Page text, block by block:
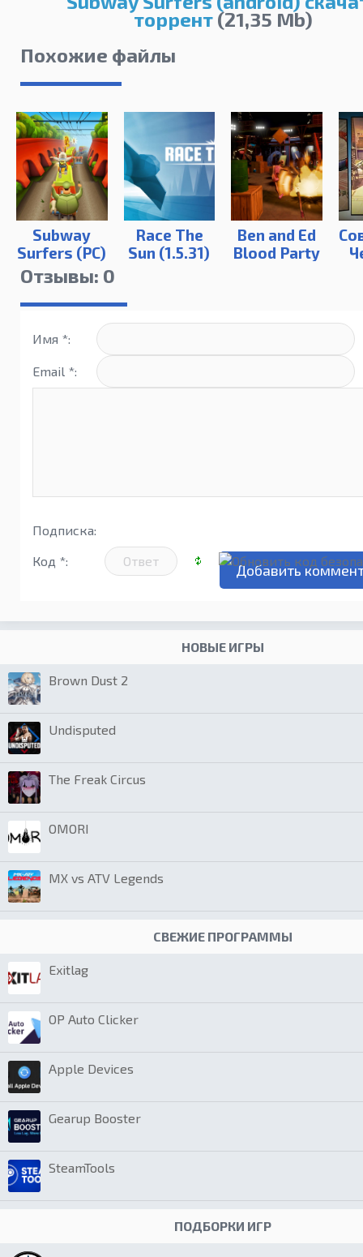
торрент(21,35 Mb)
Похожие файлы
Subway
Surfers (PC)
Race The
Sun (1.5.31)
Ben and Ed
Blood Party
Отзывы: 0
Имя *:
Email *:
Подписка:
Код *:
НОВЫЕ ИГРЫ
Brown Dust 2
Undisputed
The Freak Circus
OMORI
MX vs ATV Legends
СВЕЖИЕ ПРОГРАММЫ
Exitlag
OP Auto Clicker
Apple Devices
Gearup Booster
SteamTools
ПОДБОРКИ ИГР